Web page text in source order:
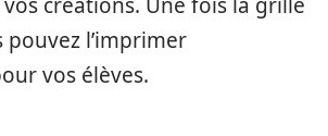
pouvez l’imprimer
vos élèves.